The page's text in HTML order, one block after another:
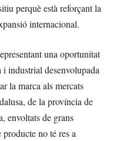
perquè està reforçant la
internacional.
una oportunitat
industrial desenvolupada
la marca als mercats
de la província de
envoltats de grans
no té res a